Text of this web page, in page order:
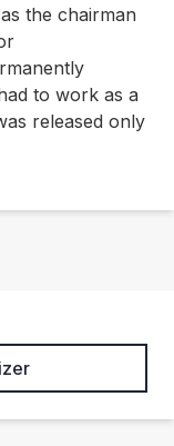
the chairman
to work as a
released only